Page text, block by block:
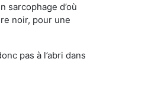
sarcophage d’où
noir, pour une
pas à l’abri dans